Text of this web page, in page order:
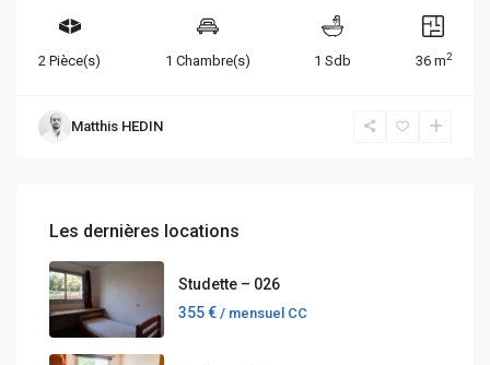
2 Pièce(s) 1 Chambre(s) 1 Sdb 36 m2
Matthis HEDIN
Les dernières locations
Studette – 026
355 € / mensuel CC